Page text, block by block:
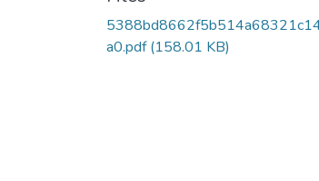
a0.pdf(158.01 KB)